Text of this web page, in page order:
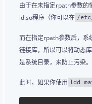
由于在未指定rpath参数的
ld.so程序（你可以在 /
而在指定rpath参数后，系
链接库，所以可以将动态
是系统目录，来防止污染。
此时，如果你使用 ldd